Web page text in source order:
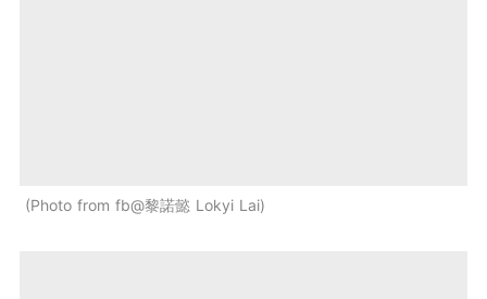
Photo from fb@黎諾懿 Lokyi Lai